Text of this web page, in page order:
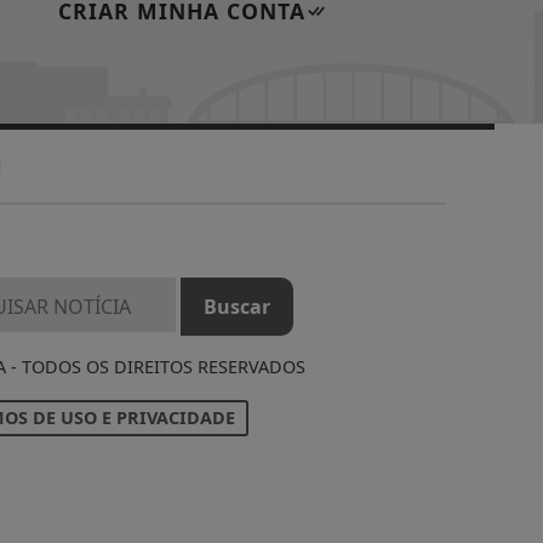
CRIAR MINHA CONTA
- TODOS OS DIREITOS RESERVADOS
DE USO E PRIVACIDADE